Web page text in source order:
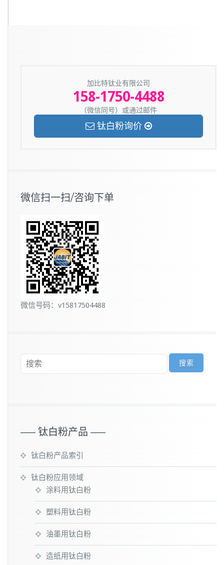
加比特钛业有限公司
158-1750-4488
（微信同号）或通过邮件
钛白粉询价
微信扫一扫/咨询下单
微信号码：v15817504488
—– 钛白粉产品 —–
钛白粉产品索引
钛白粉应用领域
涂料用钛白粉
塑料用钛白粉
油墨用钛白粉
造纸用钛白粉